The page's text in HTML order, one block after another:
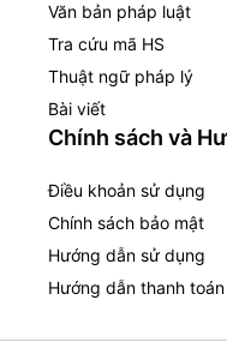
Văn bản pháp luật
Tra cứu mã HS
Thuật ngữ pháp lý
Bài viết
Chính sách và
Điều khoản sử dụng
Chính sách bảo mật
Hướng dẫn sử dụng
Hướng dẫn thanh toán